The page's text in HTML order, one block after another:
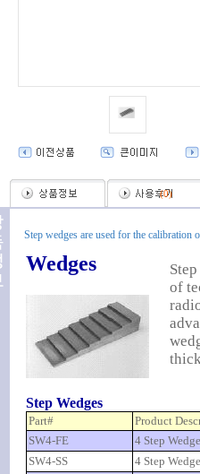
(0)
Step wedges are used for the calibration
Wedges
of
Step Wedges
Part#
Product
SW4-FE
4 Step
SW4-SS
4 Step